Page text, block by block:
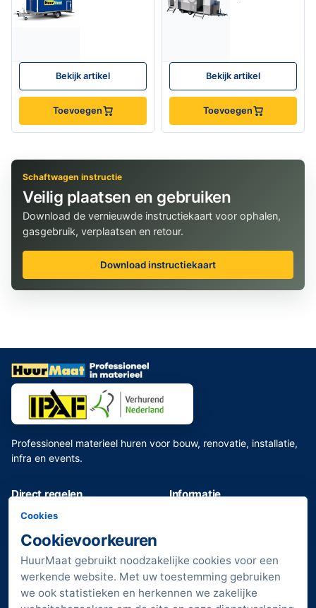
Bekijk artikel
Toevoegen
Bekijk artikel
Toevoegen
Schaftwagen instructie
Veilig plaatsen en gebruiken
Download de vernieuwde instructiekaart voor ophalen,
gasgebruik, verplaatsen en retour.
Download instructiekaart
Professioneel materieel huren voor bouw, renovatie, installatie,
infra en events.
Direct regelen
Assortiment bekijken
Bouwmaterieel huren
Huurlijst
Klant worden
Informatie
Vestigingen
Sitemap
Cookies
Cookievoorkeuren
HuurMaat gebruikt noodzakelijke cookies voor een
werkende website. Met uw toestemming gebruiken
we ook statistieken en herkennen we zakelijke